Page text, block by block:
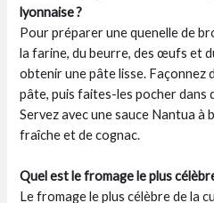
lyonnaise ?
Pour préparer une quenelle de
la farine, du beurre, des œufs et
obtenir une pâte lisse. Façonnez
pâte, puis faites-les pocher dans
Servez avec une sauce Nantua à
fraîche et de cognac.
Quel est le fromage le plus
Le fromage le plus célèbre de la